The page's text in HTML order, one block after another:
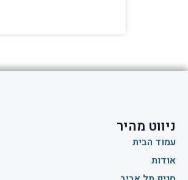
ניווט מהיר
עמוד הבית
אודות